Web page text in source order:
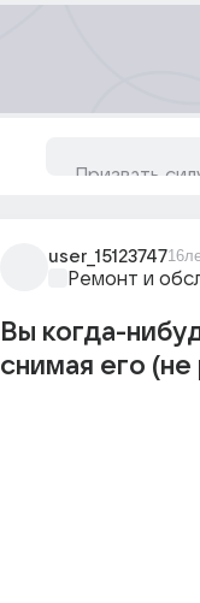
user_15123747
Ремонт и
Вы когда-
снимая его (не